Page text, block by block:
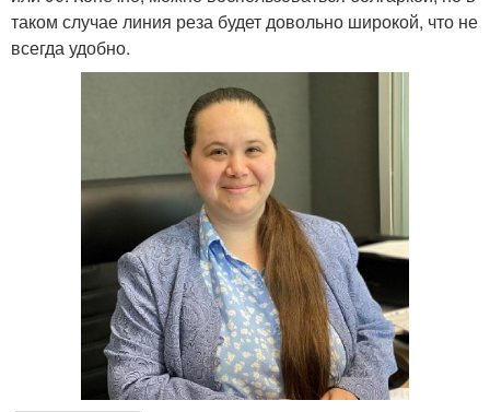
таком случае линия реза будет довольно широкой, что не
всегда удобно.